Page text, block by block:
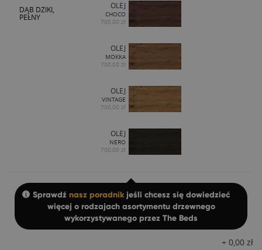
DĄB DZIKI,
PEŁNY
OLEJ
CHOCO
700,00 zł
OLEJ
MOKKA
700,00 zł
OLEJ
VINTAGE
700,00 zł
OLEJ
NERO
700,00 zł
Sprawdź nasz poradnikjeśli chcesz się dowiedzieć
więcej o rodzajach asortymentu drzewnego
wykorzystywanego przez The Beds
+ 0,00 zł